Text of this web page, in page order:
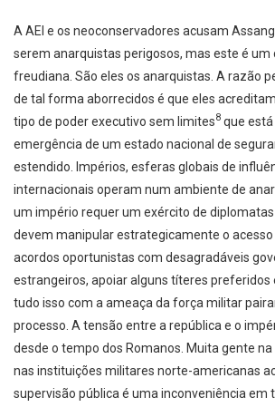
A AEI e os neoconservadores acusam
serem anarquistas perigosos, mas este é um
freudiana. São eles os anarquistas. A razão
de tal forma aborrecidos é que eles
tipo de poder executivo sem limites8 que
emergência de um estado nacional de
estendido. Impérios, esferas globais de
internacionais operam num ambiente de
um império requer um exército de
devem manipular estrategicamente o
acordos oportunistas com desagradáveis
estrangeiros, apoiar alguns títeres preferidos
tudo isso com a ameaça da força militar
processo. A tensão entre a república e o
desde o tempo dos Romanos. Muita gente
nas instituições militares norte-americanas
supervisão pública é uma inconveniência em